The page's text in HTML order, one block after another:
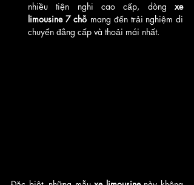
nhiều tiện nghi cao cấp, dòng xe
limousine 7 chỗ mang đến trải nghiệm di
chuyển đẳng cấp và thoải mái nhất.